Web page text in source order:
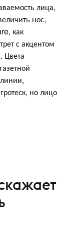
лица,
нос,
как
с акцентом
Цвета
но лицо